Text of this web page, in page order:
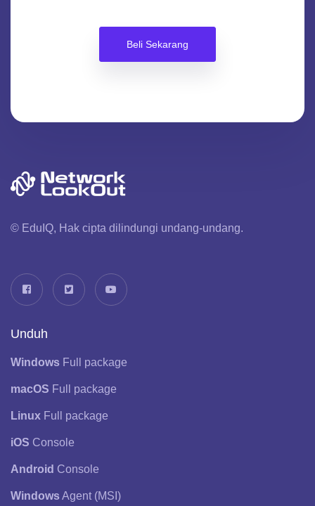
Beli Sekarang
© EduIQ, Hak cipta dilindungi undang-undang.
Unduh
Windows Full package
macOS Full package
Linux Full package
iOS Console
Android Console
WindowsAgent (MSI)